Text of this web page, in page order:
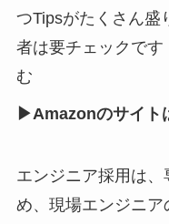
つTipsがたくさん盛
者は要チェックで
む
▶︎Amazonのサイト
エンジニア採用は
め、現場エンジニ